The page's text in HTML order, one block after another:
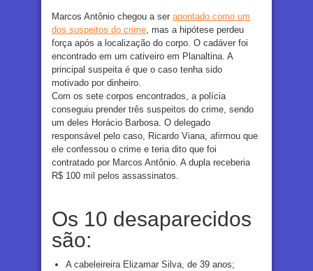
Marcos Antônio chegou a ser apontado como um
dos suspeitos do crime , mas a hipótese perdeu
força após a localização do corpo. O cadáver foi
encontrado em um cativeiro em Planaltina. A
principal suspeita é que o caso tenha sido
motivado por dinheiro.
Com os sete corpos encontrados, a polícia
conseguiu prender três suspeitos do crime, sendo
um deles Horácio Barbosa. O delegado
responsável pelo caso, Ricardo Viana, afirmou que
ele confessou o crime e teria dito que foi
contratado por Marcos Antônio. A dupla receberia
R$ 100 mil pelos assassinatos.
Os 10 desaparecidos
são:
A cabeleireira Elizamar Silva, de 39 anos;